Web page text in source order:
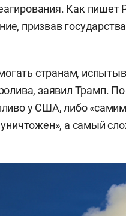
Как пишет
призвав
странам,
заявил Трамп.
у США, либо
а самый